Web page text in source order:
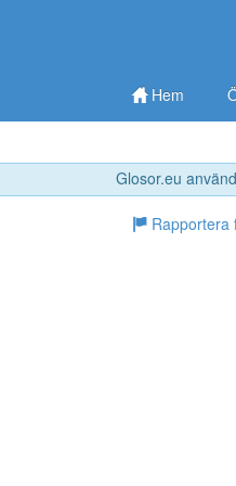
Glosor.eu
Hem
Rapportera